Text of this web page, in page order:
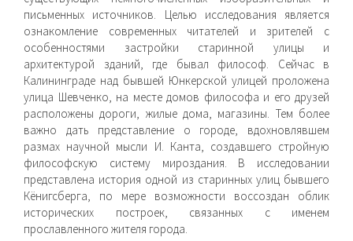
письменных источников. Целью исследования является
ознакомление современных читателей и зрителей с
особенностями застройки старинной улицы и
архитектурой зданий, где бывал философ. Сейчас в
Калининграде над бывшей Юнкерской улицей проложена
улица Шевченко, на месте домов философа и его друзей
расположены дороги, жилые дома, магазины. Тем более
важно дать представление о городе, вдохновлявшем
размах научной мысли И. Канта, создавшего стройную
философскую систему мироздания. В исследовании
представлена история одной из старинных улиц бывшего
Кёнигсберга, по мере возможности воссоздан облик
исторических построек, связанных с именем
прославленного жителя города.